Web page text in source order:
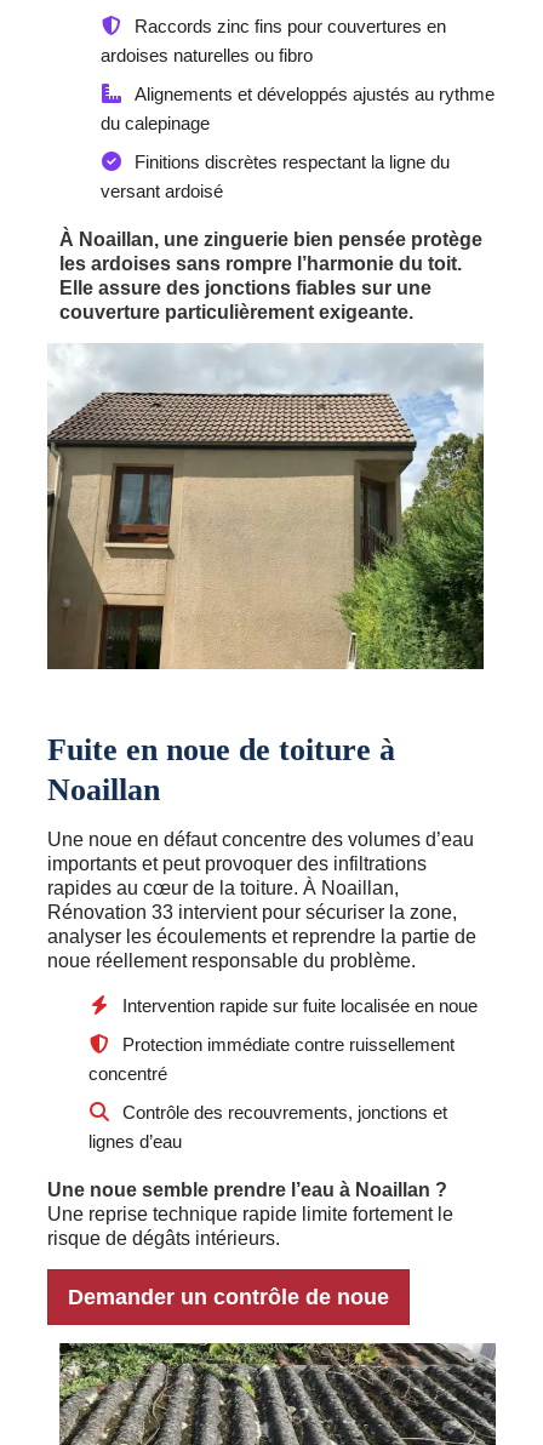
Raccords zinc fins pour couvertures en
ardoises naturelles ou fibro
Alignements et développés ajustés au rythme
du calepinage
Finitions discrètes respectant la ligne du
versant ardoisé
À Noaillan, une zinguerie bien pensée protège
les ardoises sans rompre l’harmonie du toit.
Elle assure des jonctions fiables sur une
couverture particulièrement exigeante.
Fuite en noue de toiture à
Noaillan
Une noue en défaut concentre des volumes d’eau
importants et peut provoquer des infiltrations
rapides au cœur de la toiture. À Noaillan,
Rénovation 33 intervient pour sécuriser la zone,
analyser les écoulements et reprendre la partie de
noue réellement responsable du problème.
Intervention rapide sur fuite localisée en noue
Protection immédiate contre ruissellement
concentré
Contrôle des recouvrements, jonctions et
lignes d’eau
Une noue semble prendre l’eau à Noaillan ?
Une reprise technique rapide limite fortement le
risque de dégâts intérieurs.
Demander un contrôle de noue